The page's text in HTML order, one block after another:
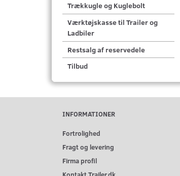
Trækkugle og Kuglebolt
Værktøjskasse til Trailer og
Ladbiler
Restsalg af reservedele
Tilbud
INFORMATIONER
Fortrolighed
Fragt og levering
Firma profil